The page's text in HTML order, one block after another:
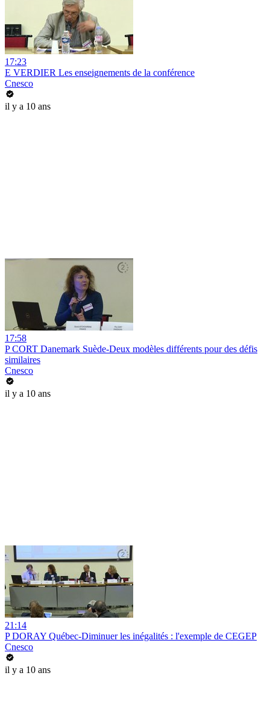
17:23
E VERDIER Les enseignements de la conférence
Cnesco
il y a 10 ans
17:58
P CORT Danemark Suède-Deux modèles différents pour des défis
similaires
Cnesco
il y a 10 ans
21:14
P DORAY Québec-Diminuer les inégalités : l'exemple de CEGEP
Cnesco
il y a 10 ans